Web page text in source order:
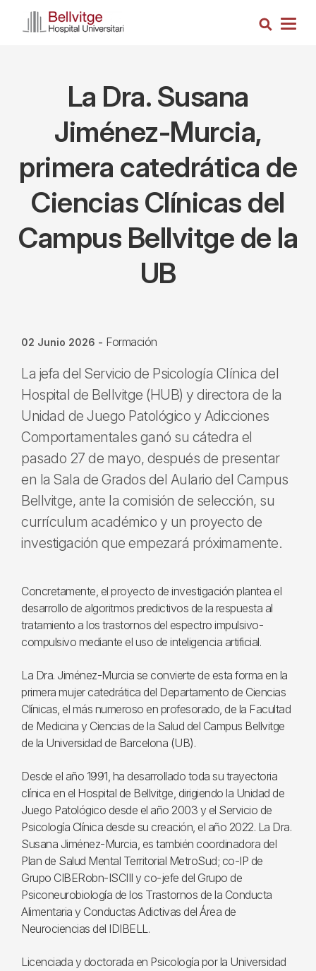
Busca
La Dra. Susana
Jiménez-Murcia,
primera catedrática de
Ciencias Clínicas del
Campus Bellvitge de la
UB
02 Junio 2026 - Formación
La jefa del Servicio de Psicología Clínica del
Hospital de Bellvitge (HUB) y directora de la
Unidad de Juego Patológico y Adicciones
Comportamentales ganó su cátedra el
pasado 27 de mayo, después de presentar
en la Sala de Grados del Aulario del Campus
Bellvitge, ante la comisión de selección, su
currículum académico y un proyecto de
investigación que empezará próximamente.
Concretamente, el proyecto de investigación plantea el
desarrollo de algoritmos predictivos de la respuesta al
tratamiento a los trastornos del espectro impulsivo-
compulsivo mediante el uso de inteligencia artificial.
La Dra. Jiménez-Murcia se convierte de esta forma en la
primera mujer catedrática del Departamento de Ciencias
Clínicas, el más numeroso en profesorado, de la Facultad
de Medicina y Ciencias de la Salud del Campus Bellvitge
de la Universidad de Barcelona (UB).
Desde el año 1991, ha desarrollado toda su trayectoria
clínica en el Hospital de Bellvitge, dirigiendo la Unidad de
Juego Patológico desde el año 2003 y el Servicio de
Psicología Clínica desde su creación, el año 2022. La Dra.
Susana Jiménez-Murcia, es también coordinadora del
Plan de Salud Mental Territorial MetroSud; co-IP de
Grupo CIBERobn-ISCIII y co-jefe del Grupo de
Psiconeurobiología de los Trastornos de la Conducta
Alimentaria y Conductas Adictivas del Área de
Neurociencias del IDIBELL.
Licenciada y doctorada en Psicología por la Universidad